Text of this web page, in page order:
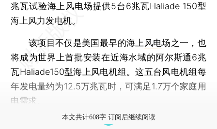
兆瓦试验海上风电场提供5台6兆瓦Haliade 150型
海上风力发电机。
该项目不仅是美国最早的海上 风电场之一，也
将成为世界上首批安装在近海水域的阿尔斯通6兆
瓦Haliade150型海上风电机组。这五台风电机组每
年发电量约为12.5万兆瓦时，可满足1.7万个家庭用
电需求。
本文共计608字 订阅后继续阅读